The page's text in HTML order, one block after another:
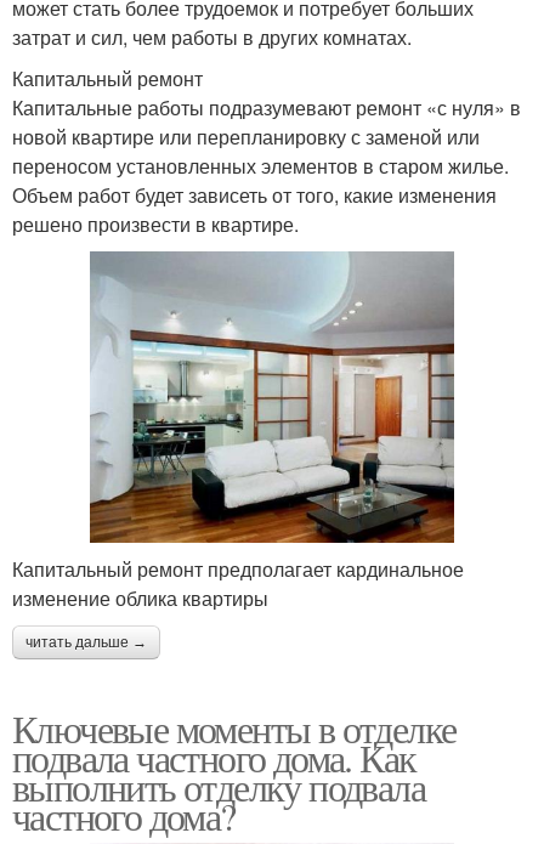
может стать более трудоемок и потребует больших
затрат и сил, чем работы в других комнатах.
Капитальный ремонт
Капитальные работы подразумевают ремонт «с нуля» в
новой квартире или перепланировку с заменой или
переносом установленных элементов в старом жилье.
Объем работ будет зависеть от того, какие изменения
решено произвести в квартире.
Капитальный ремонт предполагает кардинальное
изменение облика квартиры
читать дальше →
Ключевые моменты в отделке
подвала частного дома. Как
выполнить отделку подвала
частного дома?